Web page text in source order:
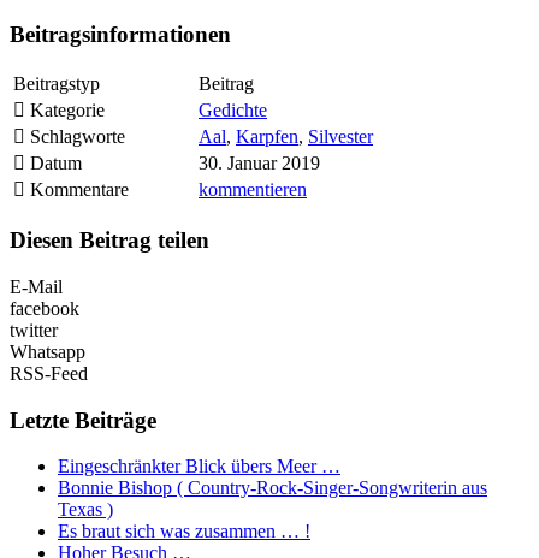
Beitragsinformationen
Beitragstyp
Beitrag
Kategorie
Gedichte
Schlagworte
Aal, Karpfen, Silvester
Datum
30. Januar 2019
Kommentare
kommentieren
Diesen Beitrag teilen
E-Mail
facebook
twitter
Whatsapp
RSS-Feed
Letzte Beiträge
Eingeschränkter Blick übers Meer …
Bonnie Bishop ( Country-Rock-Singer-Songwriterin aus
Texas )
Es braut sich was zusammen … !
Hoher Besuch …